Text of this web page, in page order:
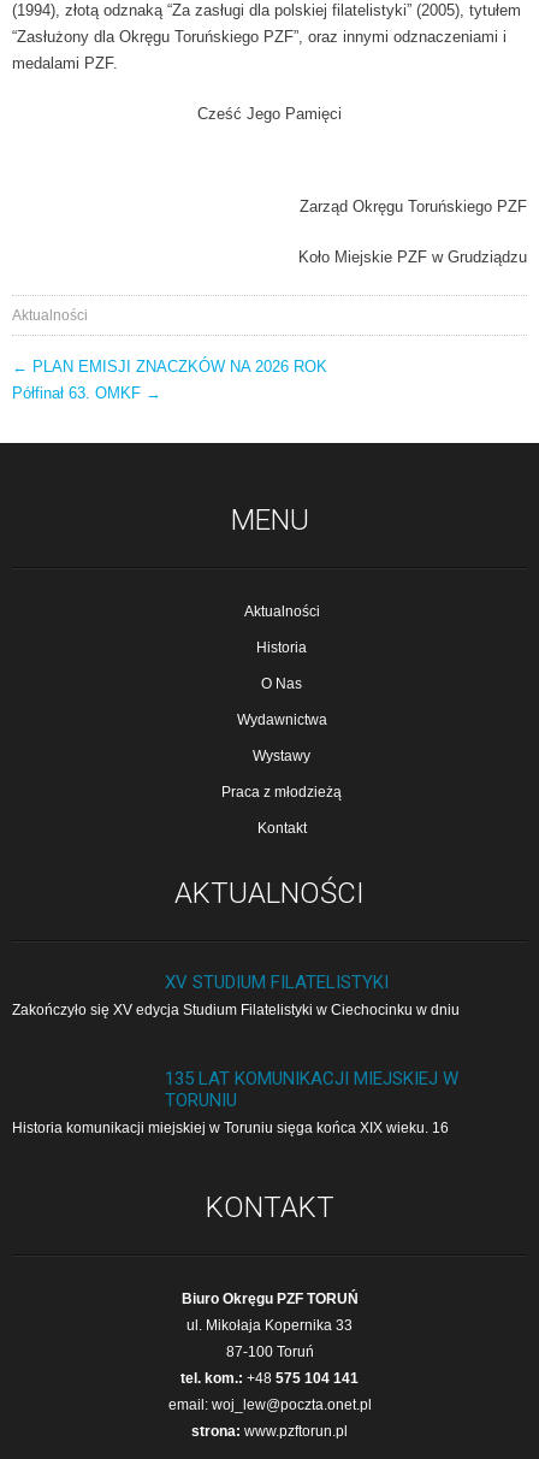
(1994), złotą odznaką “Za zasługi dla polskiej filatelistyki” (2005), tytułem
“Zasłużony dla Okręgu Toruńskiego PZF”, oraz innymi odznaczeniami i
medalami PZF.
Cześć Jego Pamięci
Zarząd Okręgu Toruńskiego PZF
Koło Miejskie PZF w Grudziądzu
Aktualności
AKTUALNOŚCI
← PLAN EMISJI ZNACZKÓW NA 2026 ROK
Półfinał 63. OMKF →
MENU
Aktualności
Historia
O Nas
Wydawnictwa
Wystawy
Praca z młodzieżą
Kontakt
AKTUALNOŚCI
XV STUDIUM FILATELISTYKI
Zakończyło się XV edycja Studium Filatelistyki w Cie­cho­cin­ku w dniu
135 LAT KOMUNIKACJI MIEJSKIEJ W
TORUNIU
Historia komunikacji miejskiej w Toruniu sięga końca XIX wieku. 16
KONTAKT
Biuro Okręgu PZF TORUŃ
ul. Mikołaja Kopernika 33
87-100 Toruń
tel. kom.: +48 575 104 141
email: woj_lew@poczta.onet.pl
strona: www.pzftorun.pl